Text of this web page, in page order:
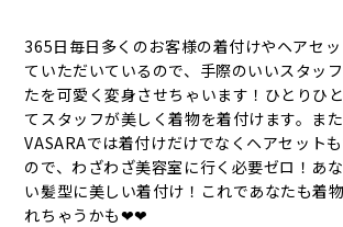
365日毎日多くのお客様の着付けやヘアセ
ていただいているので、手際のいいスタッ
たを可愛く変身させちゃいます！ひとりひ
てスタッフが美しく着物を着付けます。ま
VASARAでは着付けだけでなくヘアセット
ので、わざわざ美容室に行く必要ゼロ！あ
い髪型に美しい着付け！これであなたも着
れちゃうかも❤❤